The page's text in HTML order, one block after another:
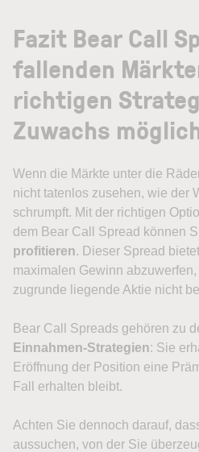
Fazit Bear Call
fallenden
richtigen
Zuwachs
Wenn die Märkte unter die
nicht tatenlos zusehen, wie der
schrumpft. Mit der richtigen
dem Bear Call Spread können
profitieren. Dieser Spread
maximalen Gewinn
zugrunde liegende Aktie nicht
Bear Call Spreads gehören zu
Einnahmen-Strategien: Sie
Eröffnung der Position eine
Fall erhalten bleibt.
Achten Sie dennoch darauf,
aussuchen, von der Sie